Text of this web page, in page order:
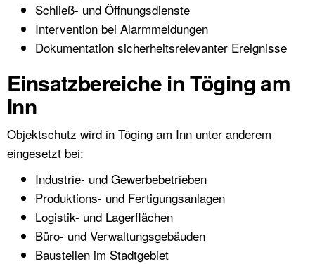
Schließ- und Öffnungsdienste
Intervention bei Alarmmeldungen
Dokumentation sicherheitsrelevanter Ereignisse
Einsatzbereiche in Töging am
Inn
Objektschutz wird in Töging am Inn unter anderem
eingesetzt bei:
Industrie- und Gewerbebetrieben
Produktions- und Fertigungsanlagen
Logistik- und Lagerflächen
Büro- und Verwaltungsgebäuden
Baustellen im Stadtgebiet